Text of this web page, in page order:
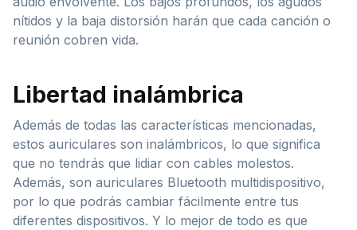
nítidos y la baja distorsión harán que cada canción o
reunión cobren vida.
Libertad inalámbrica
Además de todas las características mencionadas,
estos auriculares son inalámbricos, lo que significa
que no tendrás que lidiar con cables molestos.
Además, son auriculares Bluetooth multidispositivo,
por lo que podrás cambiar fácilmente entre tus
diferentes dispositivos. Y lo mejor de todo es que